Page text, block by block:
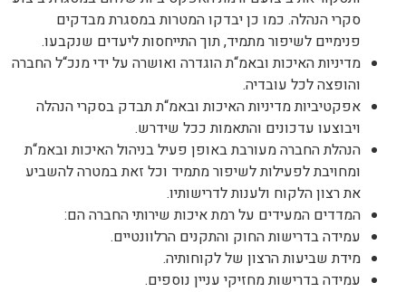
סקרי הנהלה. כמו כן יבדקו המטרות במסגרת מבדקים
פנימיים לשיפור מתמיד,תוך התייחסות ליעדים שנקבעו.
מדיניות האיכות ובאמ“ת הוגדרה ואושרה על ידי מנכ“ל החברה
והופצה לכל עובדיה.
אפקטיביות מדיניות האיכות ובאמ“ת תבדק בסקרי הנהלה
ויבוצעו עדכונים והתאמות ככל שידרש.
הנהלת החברה מעורבת באופן פעיל בניהול האיכות ובאמ“ת
ומחויבת לפעילות לשיפור מתמיד וכל זאת במטרה להשביע
את רצון הלקוח ולענות לדרישותיו.
המדדים המעידים על רמת איכות שירותי החברה הם:
עמידה בדרישות החוק והתקנים הרלוונטיים.
מידת שביעות הרצון של לקוחותיה.
עמידה בדרישות מחזיקי עניין נוספים.